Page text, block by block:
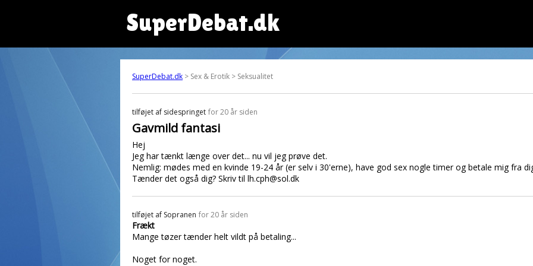
SuperDebat.dk
SuperDebat.dk > Sex & Erotik > Seksualitet
tilføjet af sidespringet for 20 år siden
Gavmild fantasi
Hej
Jeg har tænkt længe over det... nu vil jeg prøve det.
Nemlig: mødes med en kvinde 19-24 år (er selv i 30'erne), have god sex nogle timer og betale mig fra
Tænder det også dig? Skriv til lh.cph@sol.dk
tilføjet af Sopranen for 20 år siden
Frækt
Mange tøzer tænder helt vildt på betaling...
Noget for noget.